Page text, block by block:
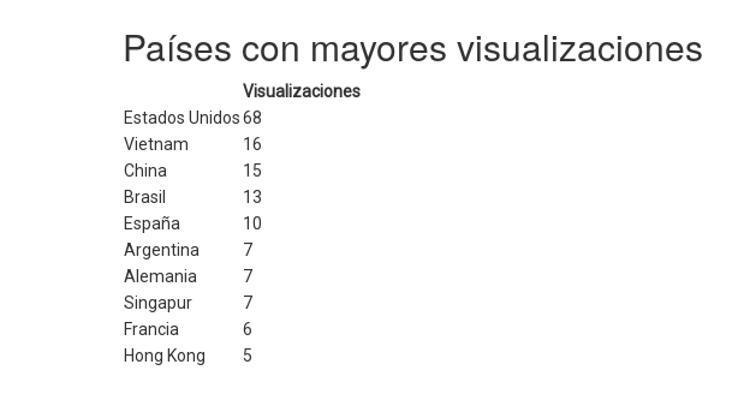
Países con mayores visualizaciones
Visualizaciones
Estados Unidos68
Vietnam
16
China
15
Brasil
13
España
10
Argentina
7
Alemania
7
Singapur
7
Francia
6
Hong Kong
5